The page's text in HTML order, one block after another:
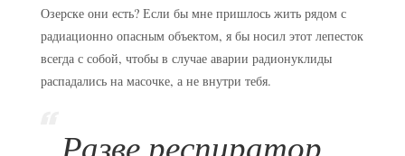
Озерске они есть? Если бы мне пришлось жить рядом с
радиационно опасным объектом, я бы носил этот лепесток
всегда с собой, чтобы в случае аварии радионуклиды
распадались на масочке, а не внутри тебя.
Разве респиратор